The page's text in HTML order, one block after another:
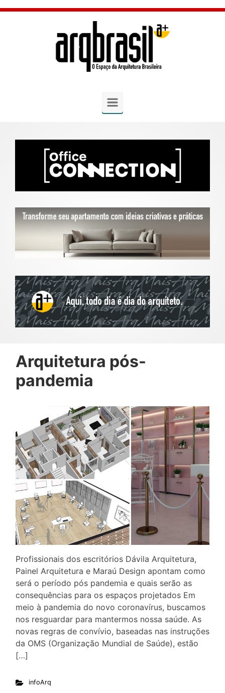
Skip to main content
Arquitetura pós-
pandemia
Profissionais dos escritórios Dávila Arquitetura,
Painel Arquitetura e Maraú Design apontam como
será o período pós pandemia e quais serão as
consequências para os espaços projetados Em
meio à pandemia do novo coronavírus, buscamos
nos resguardar para mantermos nossa saúde. As
novas regras de convívio, baseadas nas instruções
da OMS (Organização Mundial de Saúde), estão
[…]
infoArq